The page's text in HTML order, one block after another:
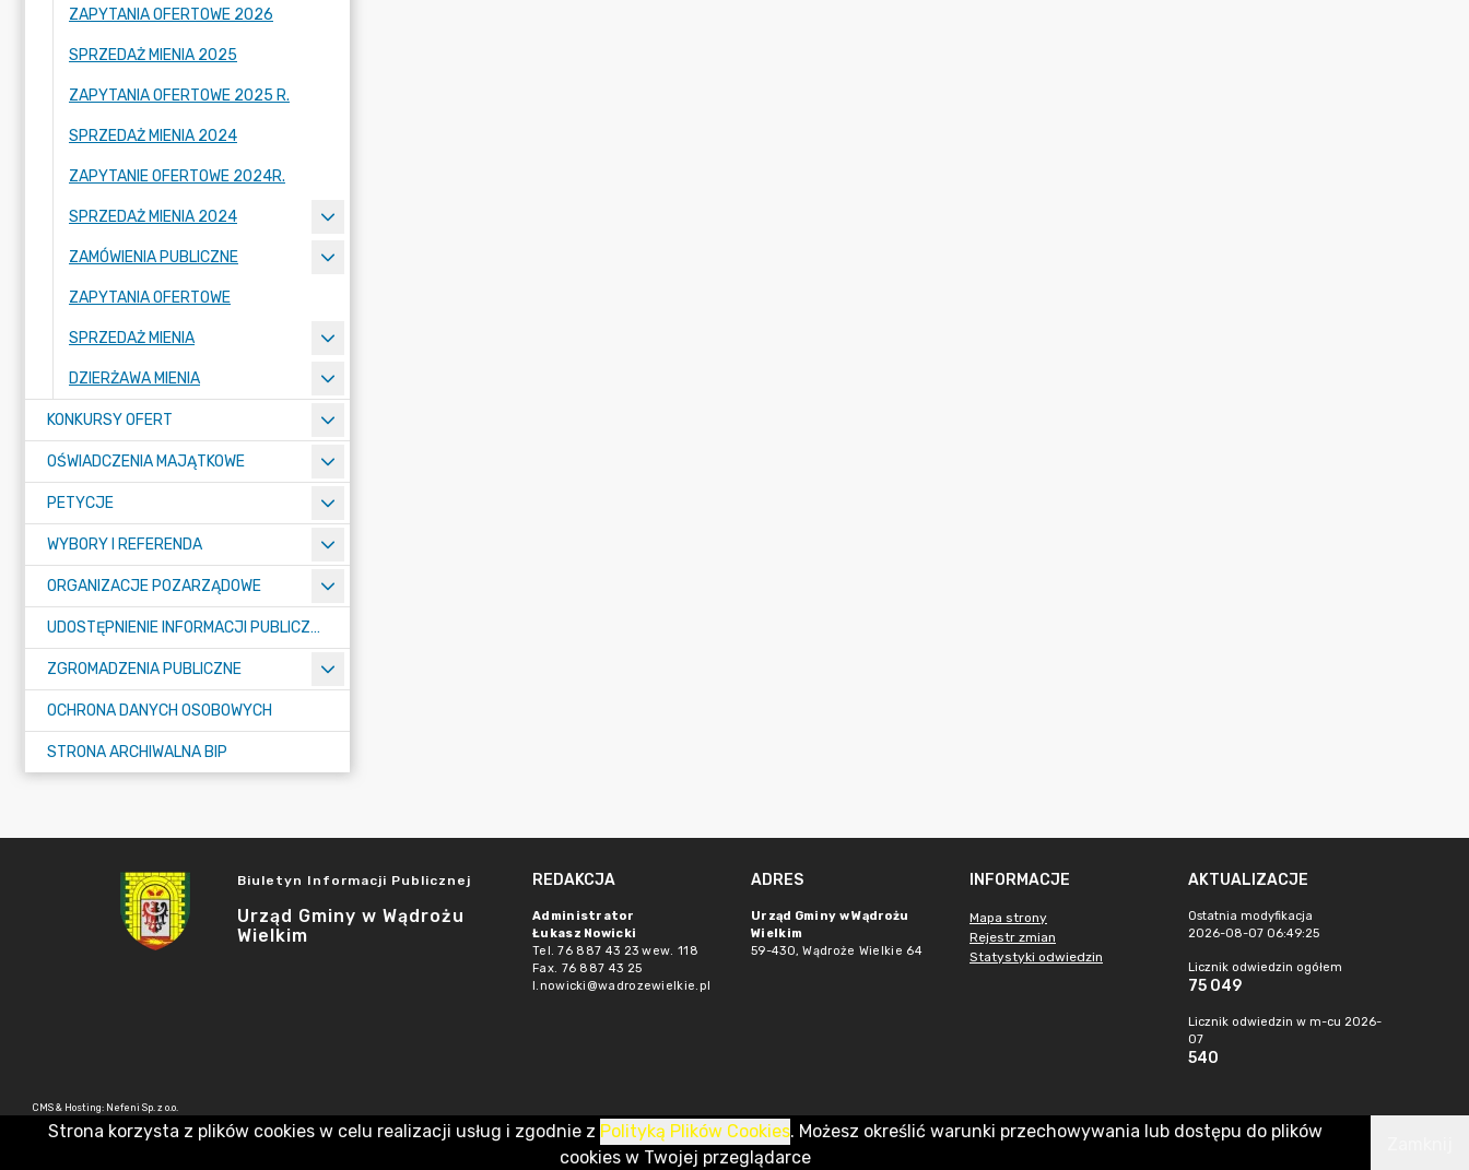
ZAPYTANIA OFERTOWE 2026
SPRZEDAŻ MIENIA 2025
ZAPYTANIA OFERTOWE 2025 R.
SPRZEDAŻ MIENIA 2024
ZAPYTANIE OFERTOWE 2024R.
SPRZEDAŻ MIENIA 2024
ZAMÓWIENIA PUBLICZNE
ZAPYTANIA OFERTOWE
SPRZEDAŻ MIENIA
DZIERŻAWA MIENIA
KONKURSY OFERT
OŚWIADCZENIA MAJĄTKOWE
PETYCJE
WYBORY I REFERENDA
ORGANIZACJE POZARZĄDOWE
UDOSTĘPNIENIE INFORMACJI PUBLICZNEJ
ZGROMADZENIA PUBLICZNE
OCHRONA DANYCH OSOBOWYCH
STRONA ARCHIWALNA BIP
Biuletyn Informacji Publicznej
Urząd Gminy w Wądrożu
Wielkim
REDAKCJA
Administrator
Łukasz Nowicki
Tel. 76 887 43 23 wew. 118
Fax. 76 887 43 25
l.nowicki@wadrozewielkie.pl
ADRES
Urząd Gminy w Wądrożu
Wielkim
59-430, Wądroże Wielkie 64
INFORMACJE
Mapa strony
Rejestr zmian
Statystyki odwiedzin
AKTUALIZACJE
Ostatnia modyfikacja
2026-08-07 06:49:25
Licznik odwiedzin ogółem
75 049
Licznik odwiedzin w m-cu 2026-
07
540
CMS & Hosting: Nefeni Sp. z o.o.
Strona korzysta z plików cookies w celu realizacji usług i zgodnie z Polityką Plików Cookies. Możesz określić warunki przechowywania lub dostępu do plików
cookies w Twojej przeglądarce